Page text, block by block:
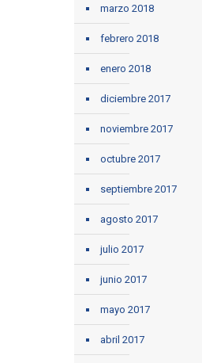
marzo 2018
febrero 2018
enero 2018
diciembre 2017
noviembre 2017
octubre 2017
septiembre 2017
agosto 2017
julio 2017
junio 2017
mayo 2017
abril 2017